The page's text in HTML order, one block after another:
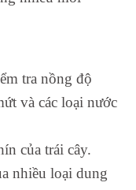
tra nồng độ
và các loại nước
của trái cây.
nhiều loại dung